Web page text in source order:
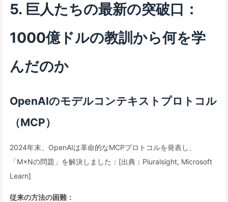
5. 巨人たちの最新の突破口：
1000億ドルの教訓から何を学
んだのか
OpenAIのモデルコンテキストプロトコル
（MCP）
2024年末、OpenAIは革命的なMCPプロトコルを発表し、
「M×Nの問題」を解決しました：[出典：Pluralsight, Microsoft
Learn]
従来の方法の困難：